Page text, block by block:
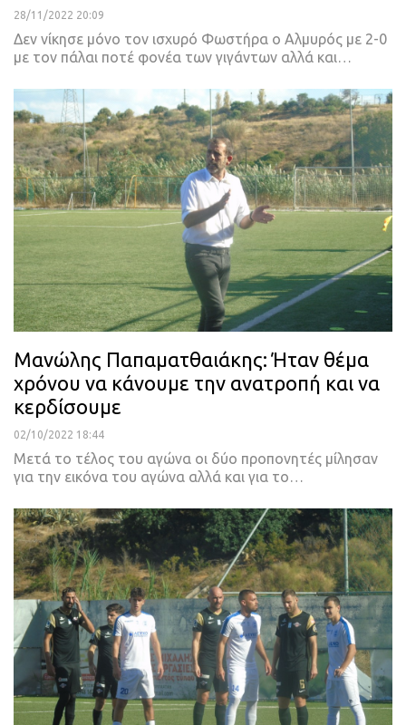
28/11/2022 20:09
Δεν νίκησε μόνο τον ισχυρό Φωστήρα ο Αλμυρός με 2-0
με τον πάλαι ποτέ φονέα των γιγάντων αλλά και…
Μανώλης Παπαματθαιάκης: Ήταν θέμα
χρόνου να κάνουμε την ανατροπή και να
κερδίσουμε
02/10/2022 18:44
Μετά το τέλος του αγώνα οι δύο προπονητές μίλησαν
για την εικόνα του αγώνα αλλά και για το